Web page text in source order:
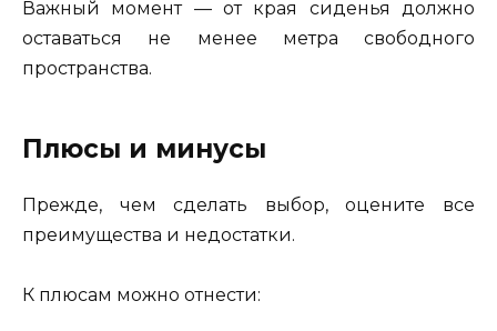
Важный момент — от края сиденья должно
оставаться не менее метра свободного
пространства.
Плюсы и минусы
Прежде, чем сделать выбор, оцените все
преимущества и недостатки.
К плюсам можно отнести: